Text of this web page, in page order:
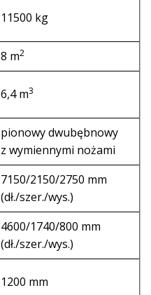
11500 kg
8 m2
6,4 m3
pionowy dwubębnowy
z wymiennymi nożami
7150/2150/2750 mm
(dł./szer./wys.)
4600/1740/800 mm
(dł./szer./wys.)
1200 mm